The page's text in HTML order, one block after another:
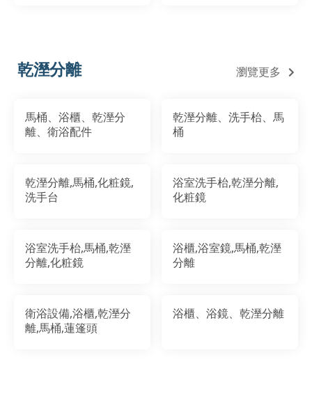
乾溼分離 瀏覽更多
馬桶、浴櫃、乾溼分
離、衛浴配件
乾溼分離、洗手枱、馬
桶
乾溼分離,馬桶,化粧鏡,
洗手台
浴室洗手枱,乾溼分離,
化粧鏡
浴室洗手枱,馬桶,乾溼
分離,化粧鏡
浴櫃,浴室鏡,馬桶,乾溼
分離
衛浴設備,浴櫃,乾溼分
離,馬桶,蓮篷頭
浴櫃、浴鏡、乾溼分離